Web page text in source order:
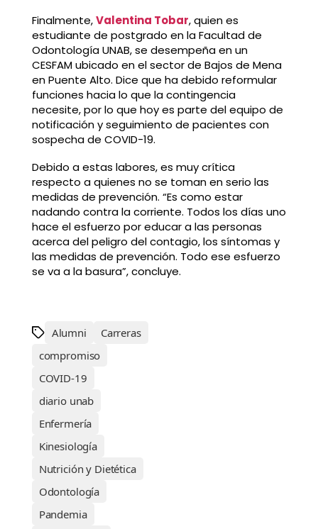
Finalmente,Valentina Tobar, quien es
estudiante de postgrado en la Facultad de
Odontología UNAB, se desempeña en un
CESFAM ubicado en el sector de Bajos de Mena
en Puente Alto. Dice que ha debido reformular
funciones hacia lo que la contingencia
necesite, por lo que hoy es parte del equipo de
notificación y seguimiento de pacientes con
sospecha de COVID-19.
Debido a estas labores, es muy crítica
respecto a quienes no se toman en serio las
medidas de prevención. “Es como estar
nadando contra la corriente. Todos los días uno
hace el esfuerzo por educar a las personas
acerca del peligro del contagio, los síntomas y
las medidas de prevención. Todo ese esfuerzo
se va a la basura”, concluye.
Alumni
Carreras
compromiso
COVID-19
diario unab
Enfermería
Kinesiología
Nutrición y Dietética
Odontología
Pandemia